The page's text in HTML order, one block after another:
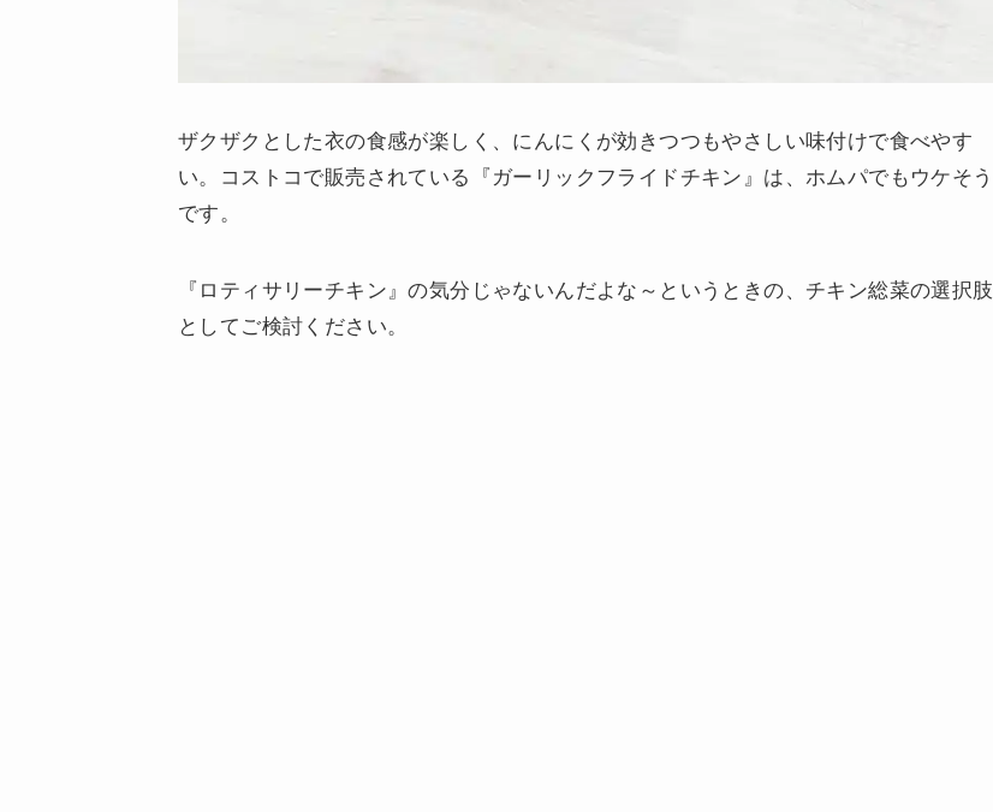
ザクザクとした衣の食感が楽しく、にんにくが効きつつもやさしい味付けで食べやす
い。コストコで販売されている『ガーリックフライドチキン』は、ホムパでもウケそう
です。
『ロティサリーチキン』の気分じゃないんだよな～というときの、チキン総菜の選択肢
としてご検討ください。